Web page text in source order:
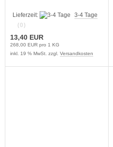
Lieferzeit:
3-4 Tage
(0)
13,40 EUR
268,00 EUR pro 1 KG
inkl. 19 % MwSt. zzgl. Versandkosten